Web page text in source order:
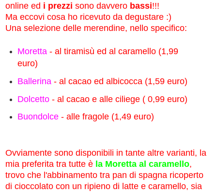
online ed i prezzi sono davvero bassi!!!
Ma eccovi cosa ho ricevuto da degustare :)
Una selezione delle merendine, nello specifico:
Moretta - al tiramisù ed al caramello (1,99
euro)
Ballerina - al cacao ed albicocca (1,59 euro)
Dolcetto - al cacao e alle ciliege ( 0,99 euro)
Buondolce- alle fragole (1,49 euro)
Ovviamente sono disponibili in tante altre varianti, la
mia preferita tra tutte è la Moretta al caramello,
trovo che l'abbinamento tra pan di spagna ricoperto
di cioccolato con un ripieno di latte e caramello, sia